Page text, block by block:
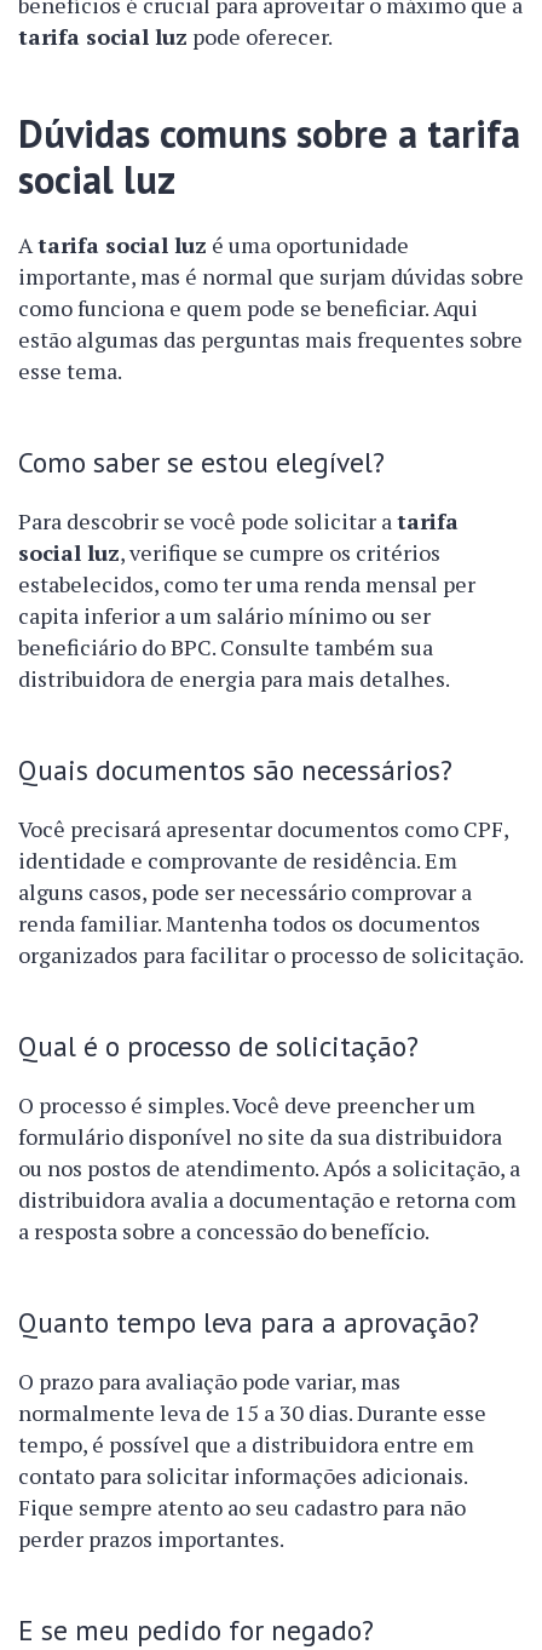
tarifa social luz pode oferecer.
Dúvidas comuns sobre a tarifa
social luz
Atarifa social luz é uma oportunidade
importante, mas é normal que surjam dúvidas sobre
como funciona e quem pode se beneficiar. Aqui
estão algumas das perguntas mais frequentes sobre
esse tema.
Como saber se estou elegível?
Para descobrir se você pode solicitar atarifa
social luz, verifique se cumpre os critérios
estabelecidos, como ter uma renda mensal per
capita inferior a um salário mínimo ou ser
beneficiário do BPC. Consulte também sua
distribuidora de energia para mais detalhes.
Quais documentos são necessários?
Você precisará apresentar documentos como CPF,
identidade e comprovante de residência. Em
alguns casos, pode ser necessário comprovar a
renda familiar. Mantenha todos os documentos
organizados para facilitar o processo de solicitação.
Qual é o processo de solicitação?
O processo é simples. Você deve preencher um
formulário disponível no site da sua distribuidora
ou nos postos de atendimento. Após a solicitação, a
distribuidora avalia a documentação e retorna com
a resposta sobre a concessão do benefício.
Quanto tempo leva para a aprovação?
O prazo para avaliação pode variar, mas
normalmente leva de 15 a 30 dias. Durante esse
tempo, é possível que a distribuidora entre em
contato para solicitar informações adicionais.
Fique sempre atento ao seu cadastro para não
perder prazos importantes.
E se meu pedido for negado?